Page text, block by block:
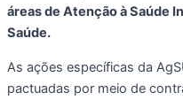
áreas de Atenção à Saúde
Saúde.
As ações específicas da
pactuadas por meio de